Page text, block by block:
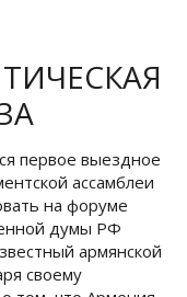
первое выездное
ассамблеи
на форуме
думы РФ
армянской
своему